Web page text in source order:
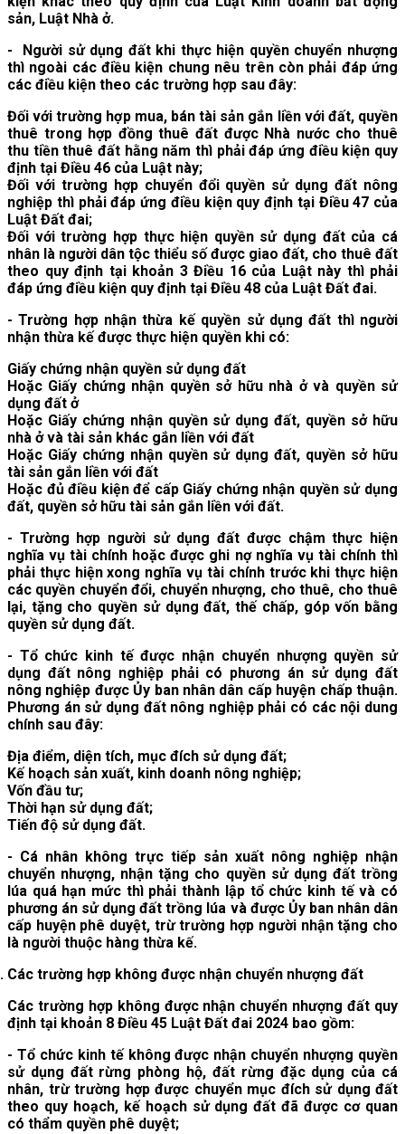
sản, Luật Nhà ở.
- Người sử dụng đất khi thực hiện quyền chuyển nhượng
thì ngoài các điều kiện chung nêu trên còn phải đáp ứng
các điều kiện theo các trường hợp sau đây:
Đối với trường hợp mua, bán tài sản gắn liền với đất, quyền
thuê trong hợp đồng thuê đất được Nhà nước cho thuê
thu tiền thuê đất hằng năm thì phải đáp ứng điều kiện quy
định tại Điều 46 của Luật này;
Đối với trường hợp chuyển đổi quyền sử dụng đất nông
nghiệp thì phải đáp ứng điều kiện quy định tại Điều 47 của
Luật Đất đai;
Đối với trường hợp thực hiện quyền sử dụng đất của cá
nhân là người dân tộc thiểu số được giao đất, cho thuê đất
theo quy định tại khoản 3 Điều 16 của Luật này thì phải
đáp ứng điều kiện quy định tại Điều 48 của Luật Đất đai.
- Trường hợp nhận thừa kế quyền sử dụng đất thì người
nhận thừa kế được thực hiện quyền khi có:
Giấy chứng nhận quyền sử dụng đất
Hoặc Giấy chứng nhận quyền sở hữu nhà ở và quyền sử
dụng đất ở
Hoặc Giấy chứng nhận quyền sử dụng đất, quyền sở hữu
nhà ở và tài sản khác gắn liền với đất
Hoặc Giấy chứng nhận quyền sử dụng đất, quyền sở hữu
tài sản gắn liền với đất
Hoặc đủ điều kiện để cấp Giấy chứng nhận quyền sử dụng
đất, quyền sở hữu tài sản gắn liền với đất.
- Trường hợp người sử dụng đất được chậm thực hiện
nghĩa vụ tài chính hoặc được ghi nợ nghĩa vụ tài chính thì
phải thực hiện xong nghĩa vụ tài chính trước khi thực hiện
các quyền chuyển đổi, chuyển nhượng, cho thuê, cho thuê
lại, tặng cho quyền sử dụng đất, thế chấp, góp vốn bằng
quyền sử dụng đất.
- Tổ chức kinh tế được nhận chuyển nhượng quyền sử
dụng đất nông nghiệp phải có phương án sử dụng đất
nông nghiệp được Ủy ban nhân dân cấp huyện chấp thuận.
Phương án sử dụng đất nông nghiệp phải có các nội dung
chính sau đây:
Địa điểm, diện tích, mục đích sử dụng đất;
Kế hoạch sản xuất, kinh doanh nông nghiệp;
Vốn đầu tư;
Thời hạn sử dụng đất;
Tiến độ sử dụng đất.
- Cá nhân không trực tiếp sản xuất nông nghiệp nhận
chuyển nhượng, nhận tặng cho quyền sử dụng đất trồng
lúa quá hạn mức thì phải thành lập tổ chức kinh tế và có
phương án sử dụng đất trồng lúa và được Ủy ban nhân dân
cấp huyện phê duyệt, trừ trường hợp người nhận tặng cho
là người thuộc hàng thừa kế.
Các trường hợp không được nhận chuyển nhượng đất
Các trường hợp không được nhận chuyển nhượng đất quy
định tại khoản 8 Điều 45 Luật Đất đai 2024 bao gồm:
- Tổ chức kinh tế không được nhận chuyển nhượng quyền
sử dụng đất rừng phòng hộ, đất rừng đặc dụng của cá
nhân, trừ trường hợp được chuyển mục đích sử dụng đất
theo quy hoạch, kế hoạch sử dụng đất đã được cơ quan
có thẩm quyền phê duyệt;